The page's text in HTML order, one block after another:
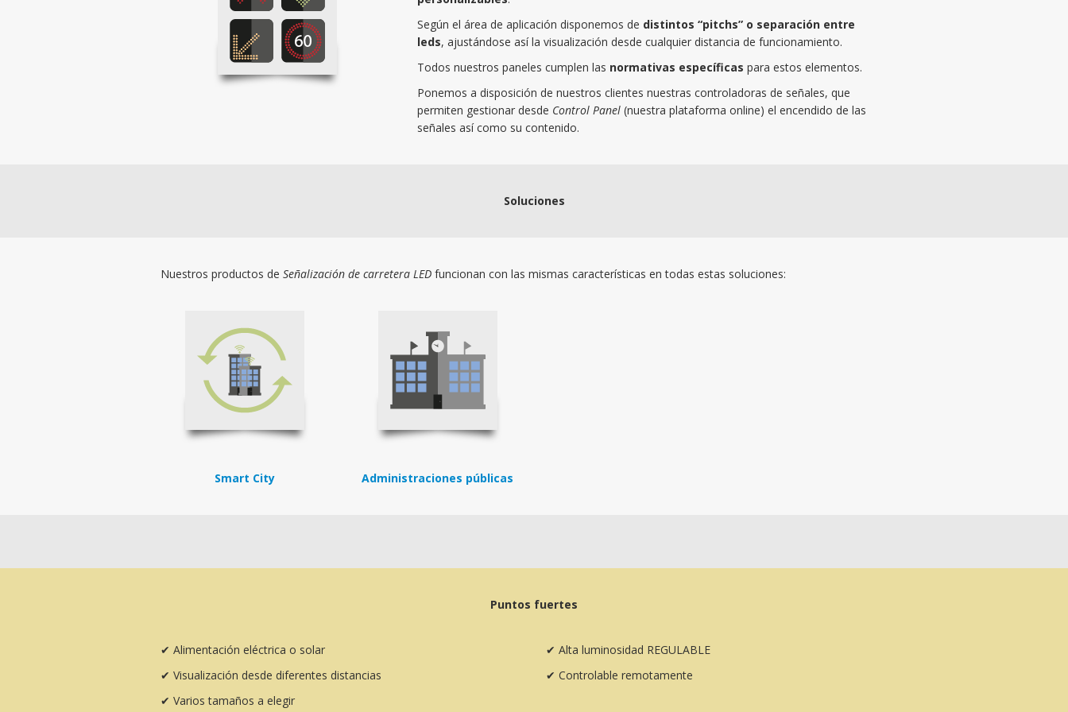
Según el área de aplicación disponemos de distintos “pitchs” o separación entre
leds, ajustándose así la visualización desde cualquier distancia de funcionamiento.
Todos nuestros paneles cumplen las normativas específicas para estos elementos.
Ponemos a disposición de nuestros clientes nuestras controladoras de señales, que
permiten gestionar desde Control Panel (nuestra plataforma online) el encendido de las
señales así como su contenido.
Soluciones
Nuestros productos de Señalización de carretera LED funcionan con las mismas características en todas estas soluciones:
Smart City Administraciones públicas
Puntos fuertes
✔ Alimentación eléctrica o solar
✔ Visualización desde diferentes distancias
✔ Varios tamaños a elegir
✔ Alta luminosidad REGULABLE
✔ Controlable remotamente